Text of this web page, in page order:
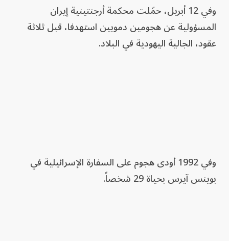
وفي 12 أبريل، حمّلت محكمة أرجنتينية إيران
المسؤولية عن هجومين دمويين استهدفا، قبل ثلاثة
عقود، الجالية اليهودية في البلاد.
وفي 1992 أودى هجوم على السفارة الإسرائيلية في
بوينس آيرس بحياة 29 شخصاً.